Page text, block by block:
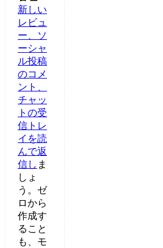
新しい
レビュ
ー、ソ
ーシャ
ル投稿
のコメ
ント、
チャッ
トの受
信トレ
イを読
んで返
信し ま
しょ
う。ゼ
ロから
作成す
ること
も、モ